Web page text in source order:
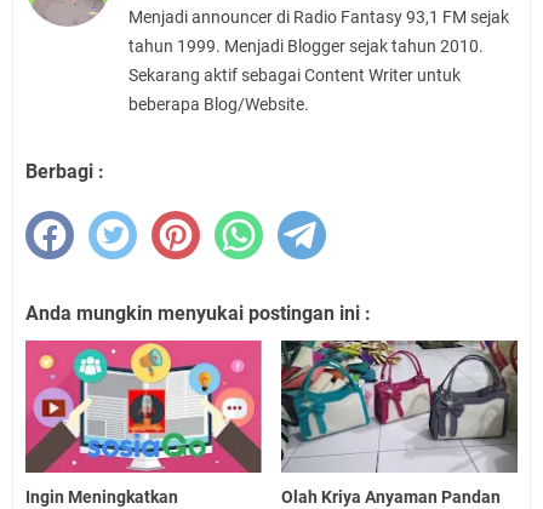
Menjadi announcer di Radio Fantasy 93,1 FM sejak
tahun 1999. Menjadi Blogger sejak tahun 2010.
Sekarang aktif sebagai Content Writer untuk
beberapa Blog/Website.
Berbagi :
Anda mungkin menyukai postingan ini :
Ingin Meningkatkan
Olah Kriya Anyaman Pandan